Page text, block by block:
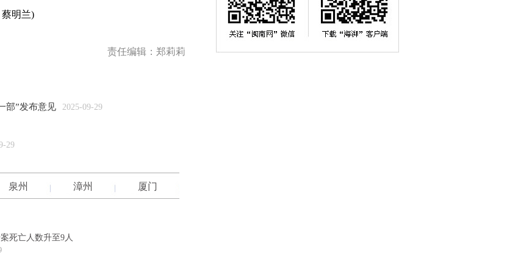
明兰)
责任编辑：郑莉莉
部”发布意见 2025-09-29
29
泉州 漳州 厦门
死亡人数升至9人